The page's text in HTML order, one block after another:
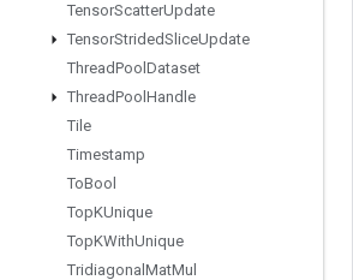
TensorScatterUpdate
TensorStridedSliceUpdate
ThreadPool Dataset
ThreadPool Handle
Tile
Timestamp
ToBool
TopKUnique
TopKWithUnique
Tridiagonal MatMul